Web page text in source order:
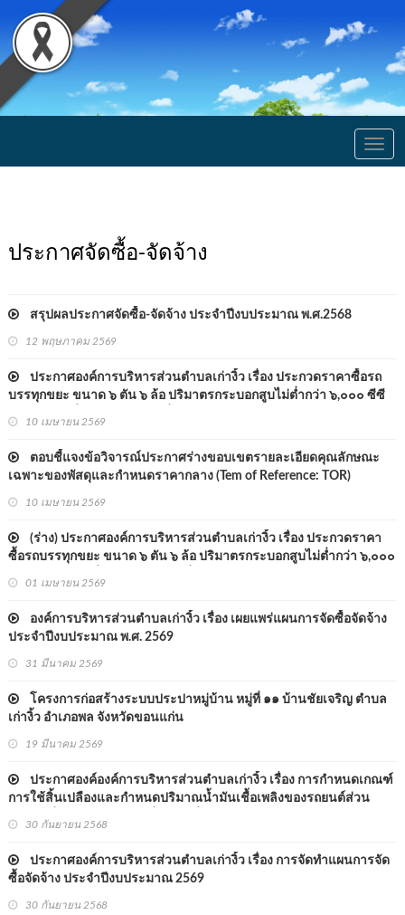
ประกาศจัดซื้อ-จัดจ้าง
สรุปผลประกาศจัดซื้อ-จัดจ้าง ประจำปีงบประมาณ พ.ศ.2568
12 พฤษภาคม 2569
ประกาศองค์การบริหารส่วนตำบลเก่างิ้ว เรื่อง ประกวดราคาซื้อรถ
บรรทุกขยะ ขนาด ๖ ตัน ๖ ล้อ ปริมาตรกระบอกสูบไม่ต่ำกว่า ๖,๐๐๐ ซีซี
10 เมษายน 2569
ตอบชี้แจงข้อวิจารณ์ประกาศร่างขอบเขตรายละเอียดคุณลักษณะ
เฉพาะของพัสดุและกำหนดราคากลาง (Tem of Reference: TOR)
10 เมษายน 2569
(ร่าง) ประกาศองค์การบริหารส่วนตำบลเก่างิ้ว เรื่อง ประกวดราคา
ซื้อรถบรรทุกขยะ ขนาด ๖ ตัน ๖ ล้อ ปริมาตรกระบอกสูบไม่ต่ำกว่า ๖,๐๐๐
01 เมษายน 2569
องค์การบริหารส่วนตำบลเก่างิ้ว เรื่อง เผยแพร่แผนการจัดซื้อจัดจ้าง
ประจำปีงบประมาณ พ.ศ. 2569
31 มีนาคม 2569
โครงการก่อสร้างระบบประปาหมู่บ้าน หมู่ที่ ๑๑ บ้านชัยเจริญ ตำบล
เก่างิ้ว อำเภอพล จังหวัดขอนแก่น
19 มีนาคม 2569
ประกาศองค์องค์การบริหารส่วนตำบลเก่างิ้ว เรื่อง การกำหนดเกณฑ์
การใช้สิ้นเปลืองและกำหนดปริมาณน้ำมันเชื้อเพลิงของรถยนต์ส่วน
กลางเครื่องตัดหญ้าและเครื่องแต่งกิ่งต้นไม่ ประจำปีงบประมาณ 2569
30 กันยายน 2568
ประกาศองค์การบริหารส่วนตำบลเก่างิ้ว เรื่อง การจัดทำแผนการจัด
ซื้อจัดจ้าง ประจำปีงบประมาณ 2569
30 กันยายน 2568